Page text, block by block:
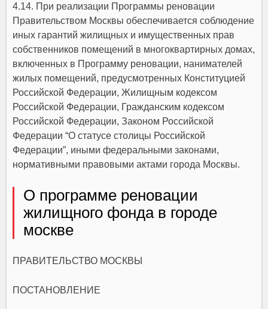
4.14. При реализации Программы реновации
Правительством Москвы обеспечивается соблюдение
иных гарантий жилищных и имущественных прав
собственников помещений в многоквартирных домах,
включенных в Программу реновации, нанимателей
жилых помещений, предусмотренных Конституцией
Российской Федерации, Жилищным кодексом
Российской Федерации, Гражданским кодексом
Российской Федерации, Законом Российской
Федерации “О статусе столицы Российской
Федерации”, иными федеральными законами,
нормативными правовыми актами города Москвы.
О программе реновации
жилищного фонда в городе
москве
ПРАВИТЕЛЬСТВО МОСКВЫ
ПОСТАНОВЛЕНИЕ